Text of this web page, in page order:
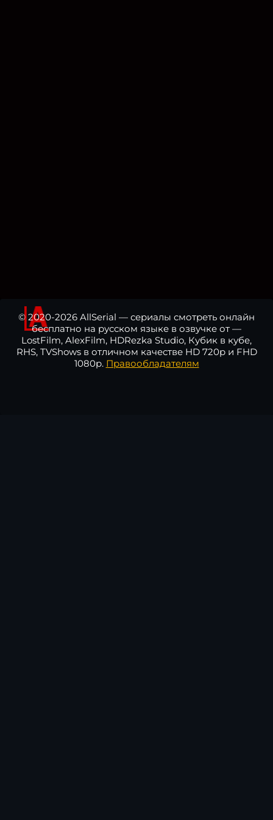
© 2020-2026 AllSerial — сериалы смотреть онлайн
бесплатно на русском языке в озвучке от —
LostFilm, AlexFilm, HDRezka Studio, Кубик в кубе,
RHS, TVShows в отличном качестве HD 720p и FHD
1080p. Правообладателям